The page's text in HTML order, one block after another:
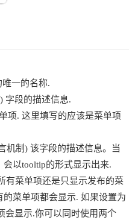
一的名称.
字段的描述信息.
项. 这里填写的应该是菜单项
机制) 该字段的描述信息。当
以tooltip的形式显示出来.
有菜单项还是只显示发布的菜
菜单项都会显示. 如果设置为
会显示.你可以同时使用两个